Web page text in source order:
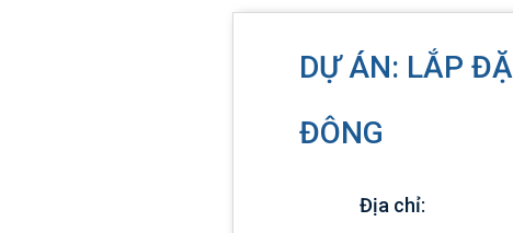
DỰ ÁN: LẮP
ĐÔNG
Địa chỉ: